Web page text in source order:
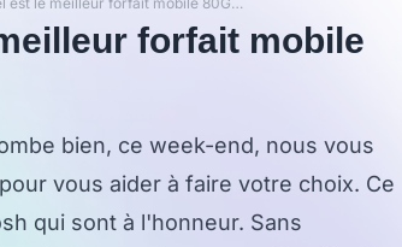
forfait mobile
bien, ce week-end, nous vous
vous aider à faire votre choix. Ce
qui sont à l'honneur. Sans